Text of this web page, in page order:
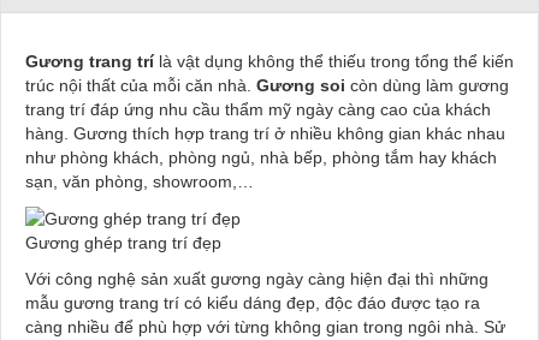
Gương trang trílà vật dụng không thể thiếu trong tổng thể kiến
trúc nội thất của mỗi căn nhà. Gương soi còn dùng làm gương
trang trí đáp ứng nhu cầu thẩm mỹ ngày càng cao của khách
hàng. Gương thích hợp trang trí ở nhiều không gian khác nhau
như phòng khách, phòng ngủ, nhà bếp, phòng tắm hay khách
sạn, văn phòng, showroom,…
Gương ghép trang trí đẹp
Với công nghệ sản xuất gương ngày càng hiện đại thì những
mẫu gương trang trí có kiểu dáng đẹp, độc đáo được tạo ra
càng nhiều để phù hợp với từng không gian trong ngôi nhà. Sử